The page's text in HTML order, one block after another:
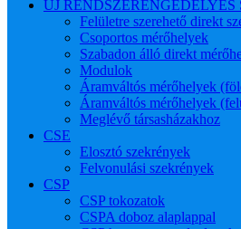
ÚJ
Felületre szerehető direkt
Csoportos mérőhelyek
Szabadon álló direkt
Modulok
Áramváltós mérőhelyek
Áramváltós mérőhelyek
Meglévő társasházakhoz
CSE
Elosztó szekrények
Felvonulási szekrények
CSP
CSP tokozatok
CSPA doboz alaplappal